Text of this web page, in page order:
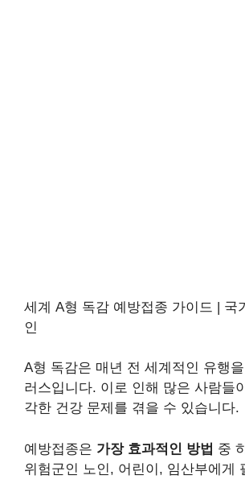
세계 A형 독감 예방접종 가이드 | 국
인
A형 독감은 매년 전 세계적인 유행
러스입니다. 이로 인해 많은 사람들
각한 건강 문제를 겪을 수 있습니다.
예방접종은 가장 효과적인 방법 중
위험군인 노인, 어린이, 임산부에게